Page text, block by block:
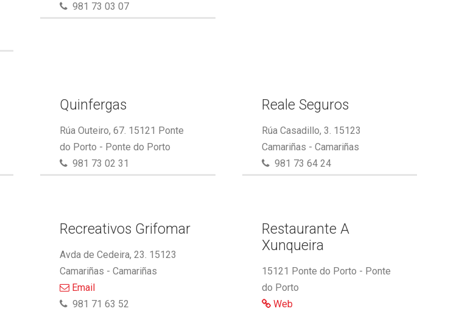
981 73 03 07
Quinfergas
Rúa Outeiro, 67. 15121 Ponte
do Porto - Ponte do Porto
981 73 02 31
Reale Seguros
Rúa Casadillo, 3. 15123
Camariñas - Camariñas
981 73 64 24
Recreativos Grifomar
Avda de Cedeira, 23. 15123
Camariñas - Camariñas
Email
981 71 63 52
Restaurante A
Xunqueira
15121 Ponte do Porto - Ponte
do Porto
Web